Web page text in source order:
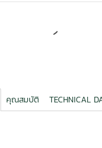
คุณสมบัติ TECHNICAL